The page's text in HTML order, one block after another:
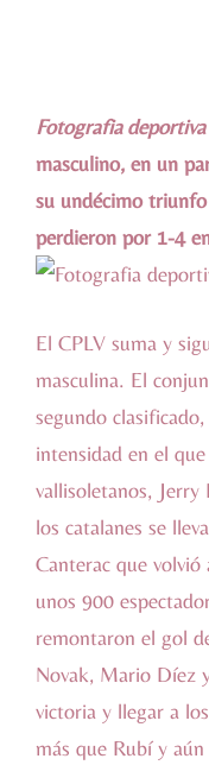
Fotografia
masculino, en un
su undécimo
perdieron por 1-4
El CPLV suma y
masculina. El
segundo
intensidad en el
vallisoletanos,
los catalanes se
Canterac que
unos 900
remontaron el gol
Novak, Mario Díez
victoria y llegar a
más que Rubí y